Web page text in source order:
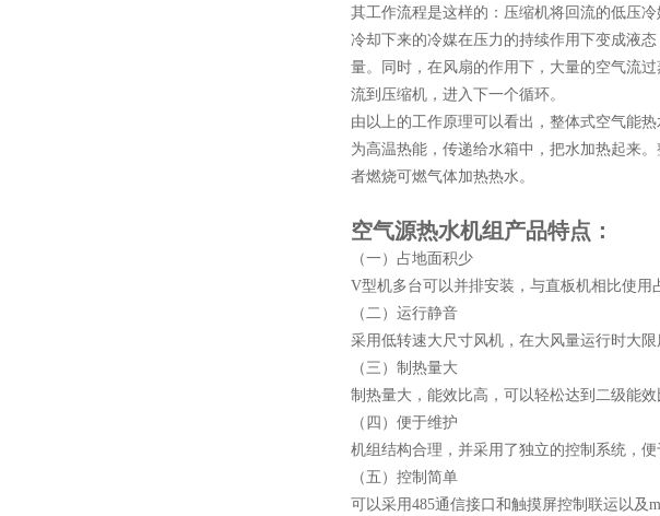
其工作流程是这样的：压缩机将回流的低压
冷却下来的冷媒在压力的持续作用下变成液
量。同时，在风扇的作用下，大量的空气流
流到压缩机，进入下一个循环。
由以上的工作原理可以看出，整体式空气能
为高温热能，传递给水箱中，把水加热起来
者燃烧可燃气体加热热水。
空气源热水机组产品特点：
（一）占地面积少
V型机多台可以并排安装，与直板机相比使用
（二）运行静音
采用低转速大尺寸风机，在大风量运行时大限
（三）制热量大
制热量大，能效比高，可以轻松达到二级能效
（四）便于维护
机组结构合理，并采用了独立的控制系统，便
（五）控制简单
可以采用485通信接口和触摸屏控制联运以及